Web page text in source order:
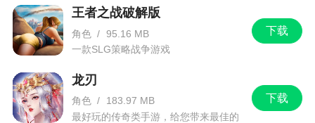
其他国家和地区的隐私政策：
https://outfit7.com/privacy/
客户支持：support@outfit7.com
游戏攻略
下载
王者之战破解版
角色 / 95.16 MB
一款SLG策略战争游戏
下载
龙刃
角色 /
183.97 MB
最好玩的传奇类手游，给您带来最佳的